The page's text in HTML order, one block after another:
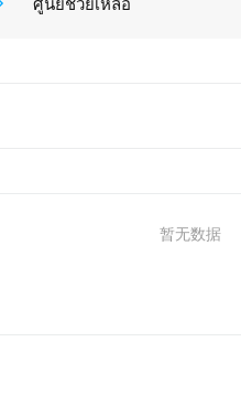
ศูนย์ช่วยเหลือ
暂无数据